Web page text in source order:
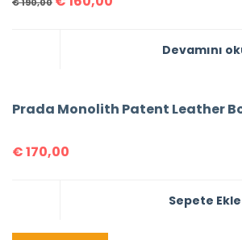
€190,00
Devamını
Prada Monolith Patent Leather
€170,00
Sepete Ekle